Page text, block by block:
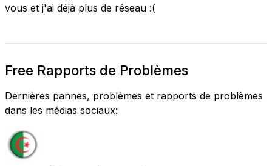
vous et j'ai déjà plus de réseau :(
Free Rapports de Problèmes
Dernières pannes, problèmes et rapports de problèmes
dans les médias sociaux: